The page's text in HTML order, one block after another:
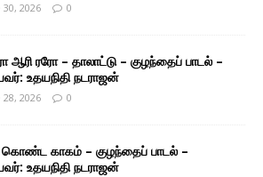
30, 2026 0
ஆரி ரரோ – தாலாட்டு – குழந்தைப் பாடல் –
உதயநிதி நடராஜன்
28, 2026 0
காகம் – குழந்தைப் பாடல் –
உதயநிதி நடராஜன்